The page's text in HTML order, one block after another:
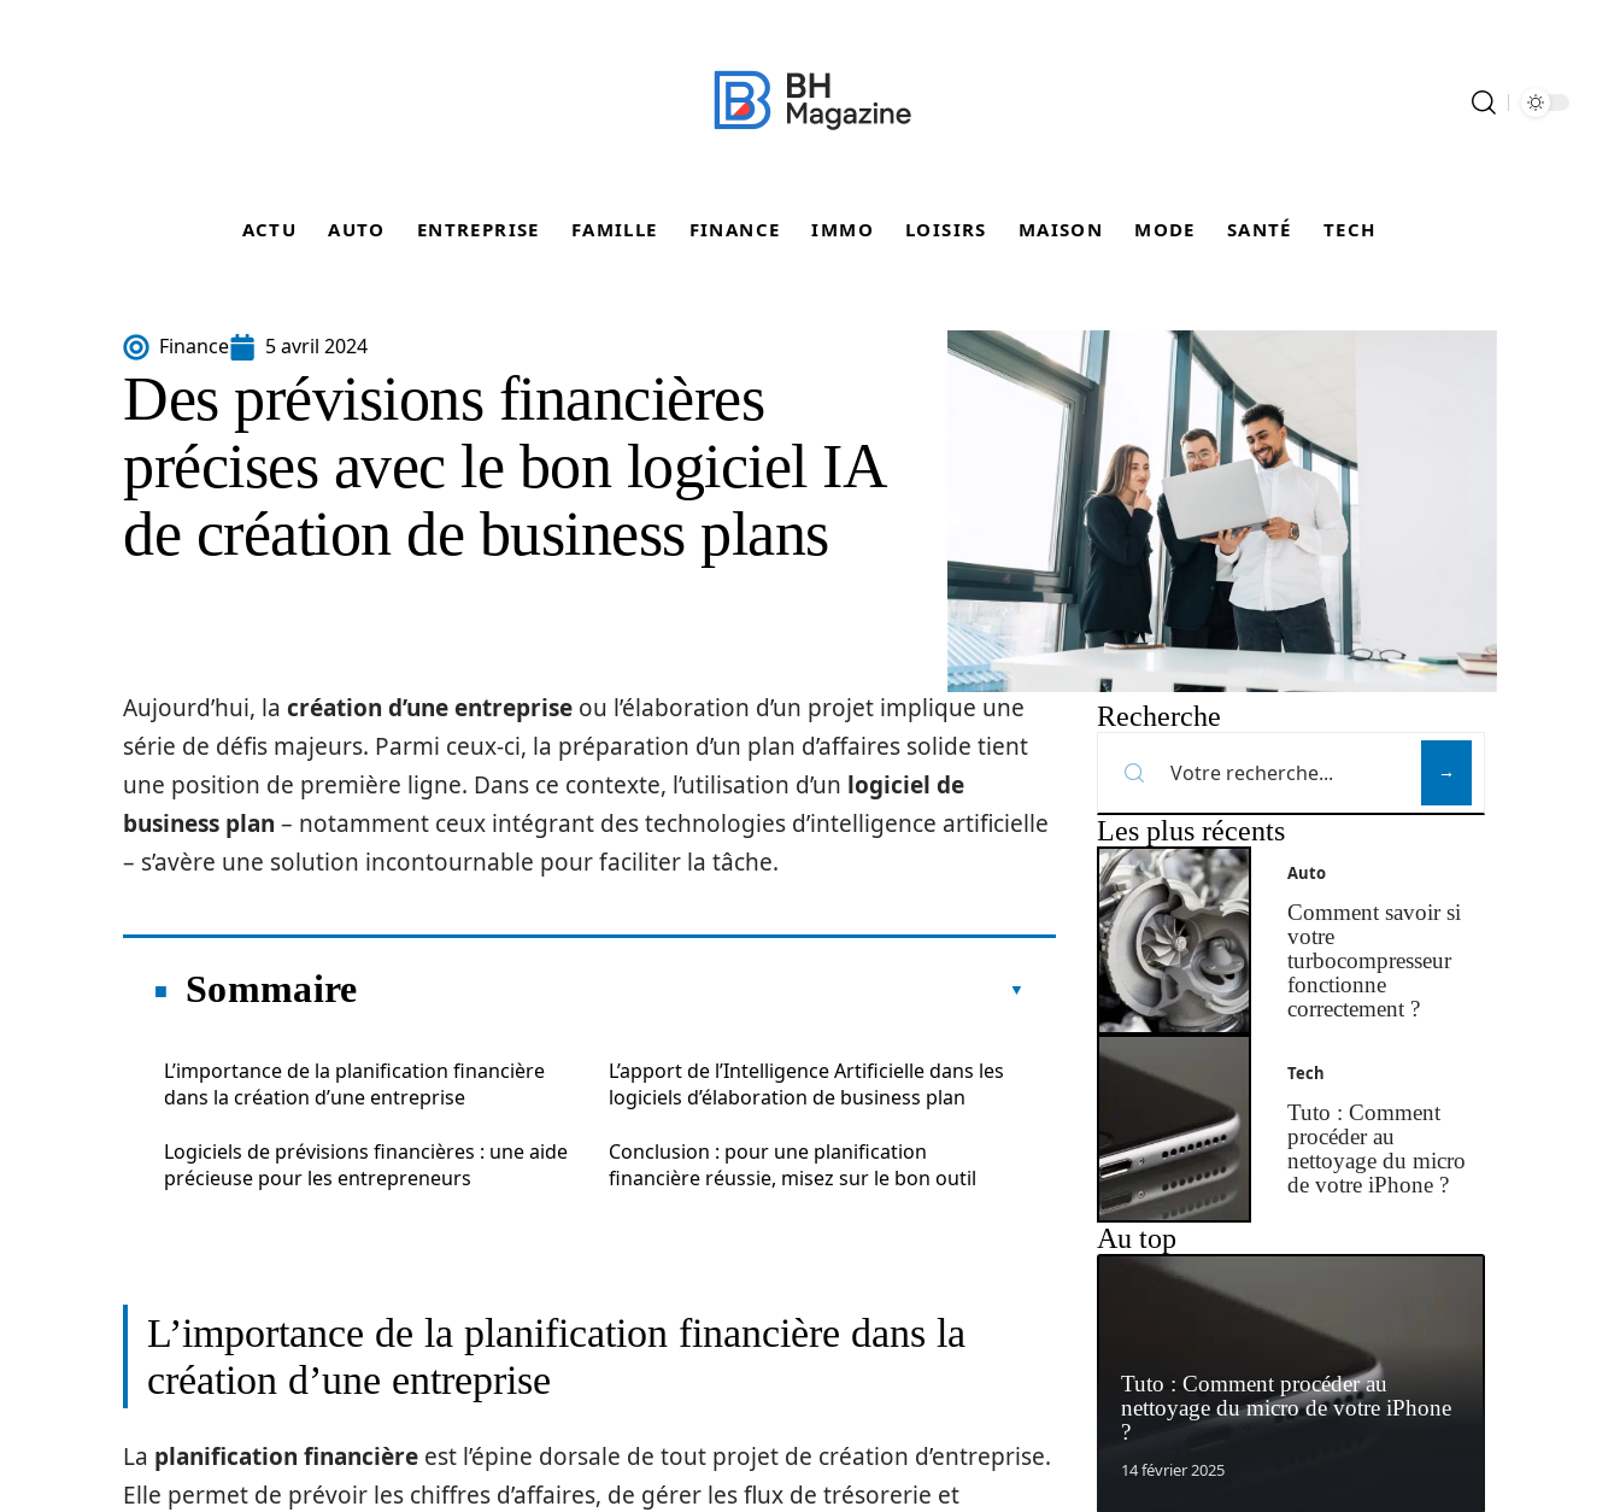
ACTU AUTO ENTREPRISE FAMILLE FINANCE IMMO LOISIRS MAISON MODE SANTÉ TECH
Finance 5 avril 2024
Des prévisions financières
précises avec le bon logiciel IA
de création de business plans
Aujourd’hui, la création d’une entreprise ou l’élaboration d’un projet implique une
série de défis majeurs. Parmi ceux-ci, la préparation d’un plan d’affaires solide tient
une position de première ligne. Dans ce contexte, l’utilisation d’un logiciel de
business plan – notamment ceux intégrant des technologies d’intelligence artificielle
– s’avère une solution incontournable pour faciliter la tâche.
Sommaire
L’importance de la planification financière
dans la création d’une entreprise
Logiciels de prévisions financières : une aide
précieuse pour les entrepreneurs
L’apport de l’Intelligence Artificielle dans les
logiciels d’élaboration de business plan
Conclusion : pour une planification
financière réussie, misez sur le bon outil
L’importance de la planification financière dans la
création d’une entreprise
La planification financière est l’épine dorsale de tout projet de création d’entreprise.
Elle permet de prévoir les chiffres d’affaires, de gérer les flux de trésorerie et
Recherche
Les plus récents
Auto
Comment savoir si
votre
turbocompresseur
fonctionne
correctement ?
Tech
Tuto : Comment
procéder au
nettoyage du micro
de votre iPhone ?
Au top
Tuto : Comment procéder au
nettoyage du micro de votre iPhone
?
14 février 2025